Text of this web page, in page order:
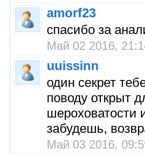
amorf23
спасибо за
Май 02 2016,
uuissinn
один секрет
поводу открыт
шероховатости
забудешь,
Май 03 2016,